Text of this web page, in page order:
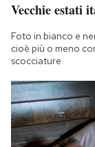
Vecchie estati
Foto in bianco e
cioè più o meno
scocciature